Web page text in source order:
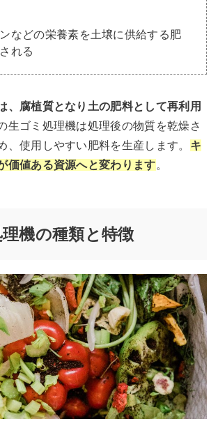
などの栄養素を土壌に供給する肥
れる
、腐植質となり土の肥料として再利用
生ゴミ処理機は処理後の物質を乾燥さ
、使用しやすい肥料を生産します。 キ
価値ある資源へと変わります。
機の種類と特徴